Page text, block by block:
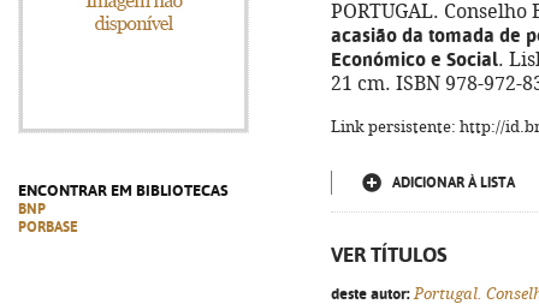
ENCONTRAR EM BIBLIOTECAS
BNP
PORBASE
PORTUGAL.
acasião da tomada de
Económico e Social.
21 cm. ISBN 978-972-
Link persistente: http://
ADICIONAR À LISTA
VER TÍTULOS
deste autor: Portugal.